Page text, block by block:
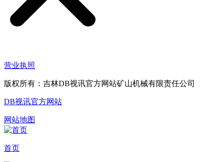
营业执照
版权所有：吉林DB视讯官方网站矿山机械有限责任公司
DB视讯官方网站
网站地图
首页